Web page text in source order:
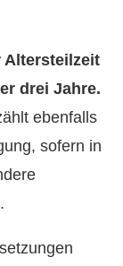
Altersteilzeit
drei Jahre.
ebenfalls
sofern in